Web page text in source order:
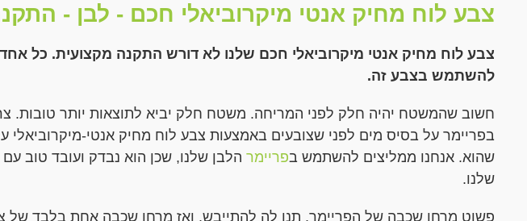
צבע לוח מחיק אנטי מיקרוביאלי חכם - לבן -
צבע לוח מחיק אנטי מיקרוביאלי חכם שלנו לא דורש התקנה מקצועית. כל אחד
להשתמש בצבע זה.
חשוב שהמשטח יהיה חלק לפני המריחה. משטח חלק יביא לתוצאות יותר טובות.
בפריימר על בסיס מים לפני שצובעים באמצעות צבע לוח מחיק אנטי-
שהוא. אנחנו ממליצים להשתמש בפריימר הלבן שלנו, שכן הוא נבדק ועובד טוב
שלנו.
פשוט מרחו שכבה של הפריימר, תנו לה להתייבש, ואז מרחו שכבה אחת בלבד של